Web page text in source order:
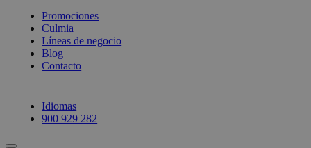
Promociones
Culmia
Líneas de negocio
Blog
Contacto
Idiomas
900 929 282